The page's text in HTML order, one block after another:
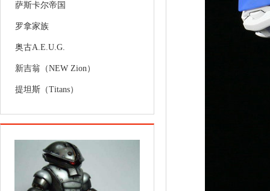
萨斯卡尔帝国
罗拿家族
奥古A.E.U.G.
新吉翁（NEW Zion）
提坦斯（Titans）